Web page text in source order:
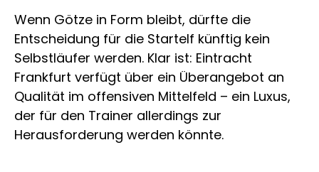
Wenn Götze in Form bleibt, dürfte die
Entscheidung für die Startelf künftig kein
Selbstläufer werden. Klar ist: Eintracht
Frankfurt verfügt über ein Überangebot an
Qualität im offensiven Mittelfeld – ein Luxus,
der für den Trainer allerdings zur
Herausforderung werden könnte.